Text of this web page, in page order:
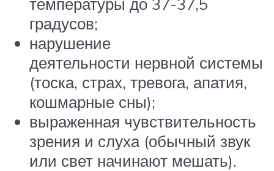
градусов;
нарушение
деятельности нервной системы
(тоска, страх, тревога, апатия,
кошмарные сны);
выраженная чувствительность
зрения и слуха (обычный звук
или свет начинают мешать).